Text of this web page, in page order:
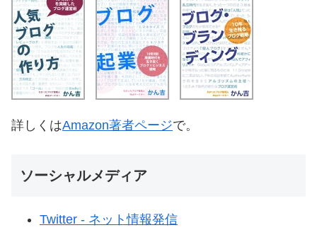
詳しくはAmazon著者ページで。
ソーシャルメディア
Twitter - ネット情報発信